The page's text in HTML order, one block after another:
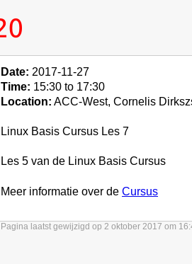
Date: 2017-11-27
Time: 15:30 to 17:30
Location: ACC-West, Cornelis
Linux Basis Cursus Les 7
Les 5 van de Linux Basis Cursus
Meer informatie over de Cursus
Pagina laatst gewijzigd op 2 oktober 2017 om